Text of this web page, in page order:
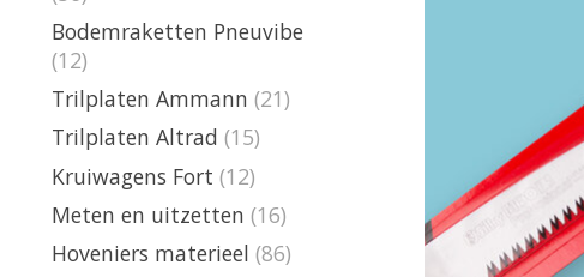
Bodemraketten Pneuvibe
(12)
Trilplaten Ammann (21)
Trilplaten Altrad (15)
Kruiwagens Fort (12)
Meten en uitzetten (16)
Hoveniers materieel (86)